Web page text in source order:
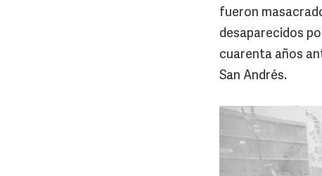
fueron
desaparecidos
cuarenta años
San Andrés.